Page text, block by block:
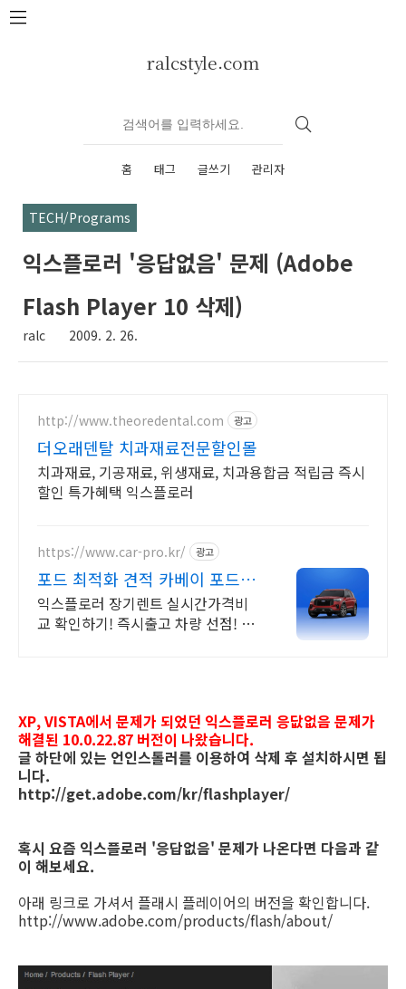
본문 바로가기
ralcstyle.com
홈 태그 글쓰기 관리자
TECH/Programs
익스플로러 '응답없음' 문제 (Adobe
Flash Player 10 삭제)
ralc 2009. 2. 26.
http://www.theoredental.com 광고
더오래덴탈 치과재료전문할인몰
치과재료, 기공재료, 위생재료, 치과용합금 적립금 즉시
할인 특가혜택 익스플로러
https://www.car-pro.kr/ 광고
포드 최적화 견적 카베이 포드
특가차량 무료견적
익스플로러 장기렌트 실시간가격비
교 확인하기! 즉시출고 차량 선점! 특
XP, VISTA에서 문제가 되었던 익스플로러 응닶없음 문제가
해결된 10.0.22.87 버전이 나왔습니다.
글 하단에 있는 언인스톨러를 이용하여 삭제 후 설치하시면 됩
니다.
http://get.adobe.com/kr/flashplayer/
혹시 요즘 익스플로러 '응답없음' 문제가 나온다면 다음과 같
이 해보세요.
아래 링크로 가셔서 플래시 플레이어의 버전을 확인합니다.
http://www.adobe.com/products/flash/about/